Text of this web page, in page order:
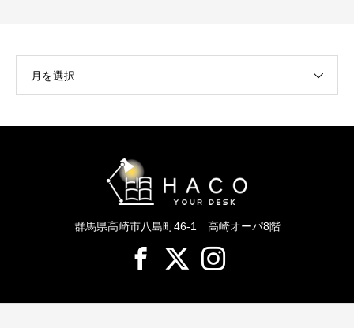
月を選択
群馬県高崎市八島町46-1 高崎オーパ8階